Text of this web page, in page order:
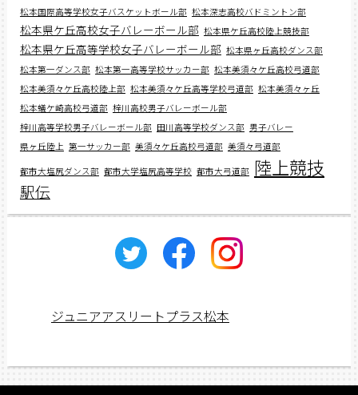
松本国際高等学校女子バスケットボール部 松本深志高校バドミントン部
松本県ケ丘高校女子バレーボール部 松本県ケ丘高校陸上競技部
松本県ケ丘高等学校女子バレーボール部 松本県ヶ丘高校ダンス部
松本第一ダンス部 松本第一高等学校サッカー部 松本美須々ケ丘高校弓道部
松本美須々ケ丘高校陸上部 松本美須々ケ丘高等学校弓道部 松本美須々ヶ丘
松本蟻ケ崎高校弓道部 梓川高校男子バレーボール部
梓川高等学校男子バレーボール部 田川高等学校ダンス部 男子バレー
県ヶ丘陸上 第一サッカー部 美須々ケ丘高校弓道部 美須々弓道部
都市大塩尻ダンス部 都市大学塩尻高等学校 都市大弓道部 陸上競技
駅伝
ジュニアアスリートプラス松本